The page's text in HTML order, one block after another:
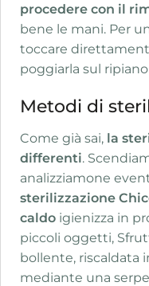
procedere con il
bene le mani. Per
toccare
poggiarla sul
Metodi di
Come già sai, la
differenti.
analizziamone
sterilizzazione
caldo igienizza in
piccoli oggetti,
bollente, riscaldata
mediante una